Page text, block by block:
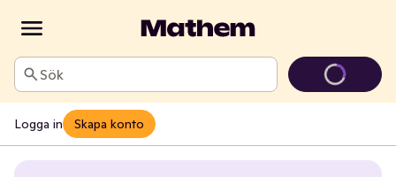
Sök
Logga in Skapa konto